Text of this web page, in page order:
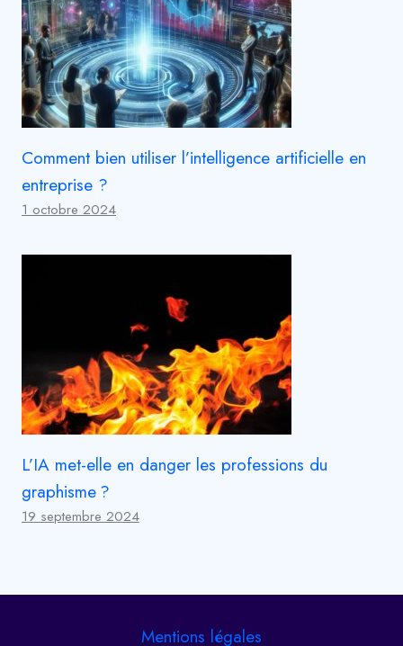
Comment bien utiliser l’intelligence artificielle en
entreprise ?
1 octobre 2024
L’IA met-elle en danger les professions du
graphisme ?
19 septembre 2024
Mentions légales